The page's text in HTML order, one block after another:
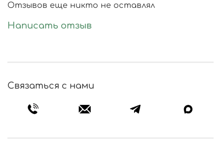
Отзывов еще никто не оставлял
Написать отзыв
Связаться с нами